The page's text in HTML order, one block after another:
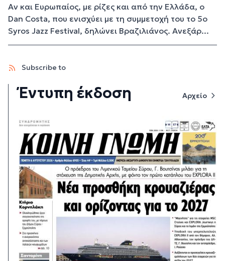
Αν και Ευρωπαίος, με ρίζες και από την Ελλάδα, ο
Dan Costa, που ενισχύει με τη συμμετοχή του το 5ο
Syros Jazz Festival, δηλώνει Βραζιλιάνος. Ανεξάρ...
Subscribe to
Έντυπη έκδοση Αρχείο